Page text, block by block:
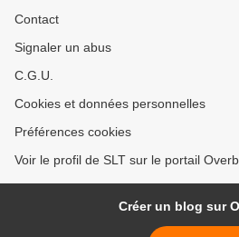
Contact
Signaler un abus
C.G.U.
Cookies et données personnelles
Préférences cookies
Voir le profil de SLT sur le portail
Créer un blog sur